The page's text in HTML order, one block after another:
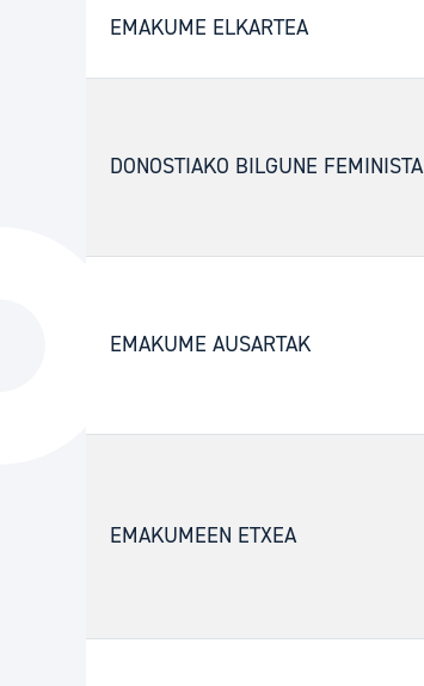
EMAKUME ELKARTEA
DONOSTIAKO BILGUNE FEMINISTA
EMAKUME AUSARTAK
EMAKUMEEN ETXEA